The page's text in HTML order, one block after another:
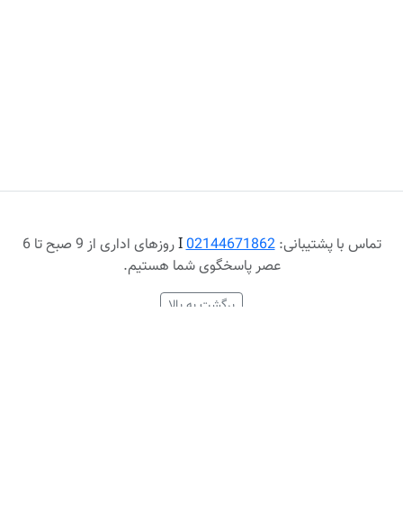
تماس با پشتیبانی:02144671862
Ι
روزهای اداری از 9 صبح تا 6
عصر پاسخگوی شما هستیم.
برگشت به بالا